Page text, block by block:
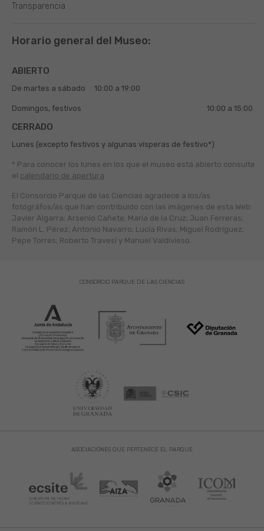
Transparencia
Horario general del Museo:
ABIERTO
De martes a sábado 10:00 a 19:00
Domingos, festivos 10:00 a 15:00
CERRADO
Lunes (excepto festivos y algunas vísperas de festivo*)
* Para conocer los lunes en los que el museo está abierto consulte
el calendario de apertura
El Consorcio Parque de las Ciencias agradece a los/as
fotógráfos/as que han contribuido con las imágenes de esta Web:
Javier Algarra; Arsenio Cañete; María de la Cruz; Juan Ferreras;
Ramón L. Pérez; Antonio Navarro; Lucía Rivas; Miguel Rodríguez;
Pepe Torres; Roberto Travesí y Manuel Valdivieso.
ASOCIACIONES QUE PERTENECE EL PARQUE
CONSORCIO PARQUE DE LAS CIENCIAS